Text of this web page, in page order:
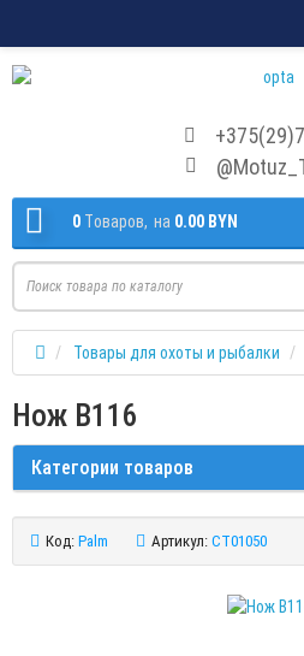
0 Tоваров, на 0.00 BYN
Товары для охоты и рыбалки
Нож В116
Категории товаров
Код: Palm Артикул: CT01050